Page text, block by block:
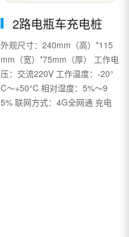
2路电瓶车充电桩
外观尺寸：240mm（高）*115
mm（宽）*75mm（厚） 工作电
压：交流220V 工作温度：-20°
C～+50°C 相对湿度：5%～9
5% 联网方式：4G全网通 充电